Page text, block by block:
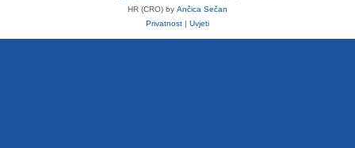
HR (CRO) by Ančica Sečan
Privatnost | Uvjeti